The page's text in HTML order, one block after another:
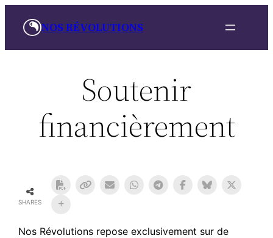
NOS RÉVOLUTIONS
Soutenir
financièrement
SHARES
Nos Révolutions repose exclusivement sur de